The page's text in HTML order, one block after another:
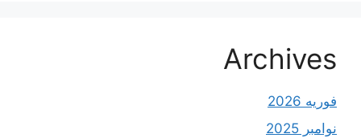
Archives
فوریه 2026
نوامبر 2025